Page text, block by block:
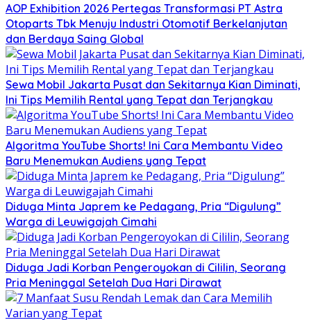
AOP Exhibition 2026 Pertegas Transformasi PT Astra
Otoparts Tbk Menuju Industri Otomotif Berkelanjutan
dan Berdaya Saing Global
Sewa Mobil Jakarta Pusat dan Sekitarnya Kian Diminati,
Ini Tips Memilih Rental yang Tepat dan Terjangkau
Algoritma YouTube Shorts! Ini Cara Membantu Video
Baru Menemukan Audiens yang Tepat
Diduga Minta Japrem ke Pedagang, Pria “Digulung”
Warga di Leuwigajah Cimahi
Diduga Jadi Korban Pengeroyokan di Cililin, Seorang
Pria Meninggal Setelah Dua Hari Dirawat